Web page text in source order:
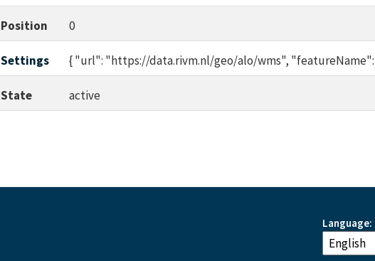
Position 0
Settings { "url": "https://data.rivm.nl/geo/alo/wms",
State active
Language